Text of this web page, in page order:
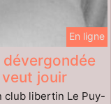
En ligne
dévergondée
jouir
club libertin Le Puy-